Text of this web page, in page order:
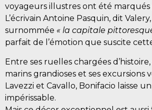
voyageurs illustres ont été marqués
L’écrivain Antoine Pasquin, dit Valery,
surnommée « la capitale
parfait de l’émotion que suscite
Entre ses ruelles chargées
marins grandioses et ses excursions
Lavezzi et Cavallo, Bonifacio laisse
impérissable.